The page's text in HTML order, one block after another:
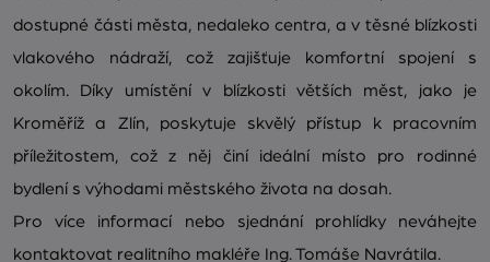
dostupné části města, nedaleko centra, a v těsné blízkosti
vlakového nádraží, což zajišťuje komfortní spojení s
okolím. Díky umístění v blízkosti větších měst, jako je
Kroměříž a Zlín, poskytuje skvělý přístup k pracovním
příležitostem, což z něj činí ideální místo pro rodinné
bydlení s výhodami městského života na dosah.
Pro více informací nebo sjednání prohlídky neváhejte
kontaktovat realitního makléře Ing. Tomáše Navrátila.